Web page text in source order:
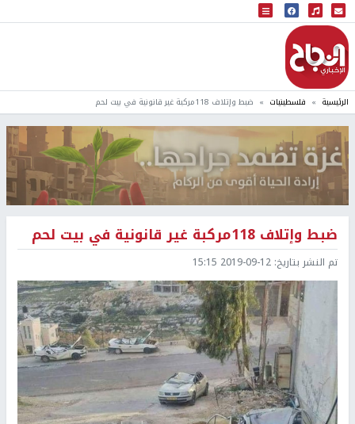
البث المباشر
إذاعة النجاح
الرئيسية فلسطينيات ضبط وإتلاف 118مركبة غير قانونية في بيت لحم
ضبط وإتلاف 118مركبة غير قانونية في بيت لحم
تم النشر بتاريخ: 2019-09-12 15:15